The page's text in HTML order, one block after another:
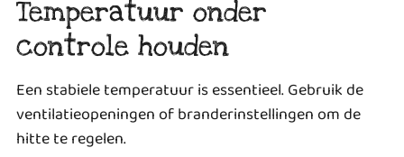
Temperatuur onder
controle houden
Een stabiele temperatuur is essentieel. Gebruik de
ventilatieopeningen of branderinstellingen om de
hitte te regelen.